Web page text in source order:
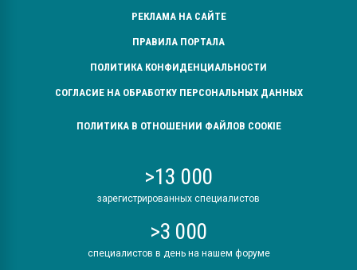
РЕКЛАМА НА САЙТЕ
ПРАВИЛА ПОРТАЛА
ПОЛИТИКА КОНФИДЕНЦИАЛЬНОСТИ
СОГЛАСИЕ НА ОБРАБОТКУ ПЕРСОНАЛЬНЫХ ДАННЫХ
ПОЛИТИКА В ОТНОШЕНИИ ФАЙЛОВ COOKIE
>13 000
зарегистрированных специалистов
>3 000
специалистов в день на нашем форуме